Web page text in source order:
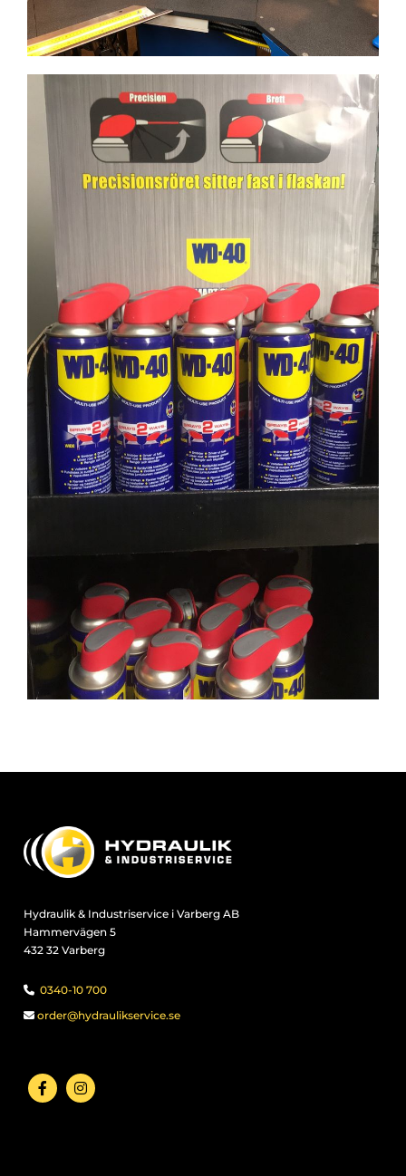
Hydraulik & Industriservice i Varberg AB
Hammervägen 5
432 32 Varberg
 0340-10 700
 order@hydraulikservice.se